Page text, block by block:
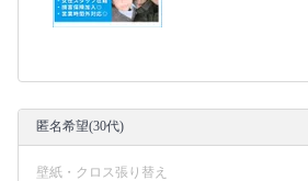
匿名希望(30代)
壁紙・クロス張り替え